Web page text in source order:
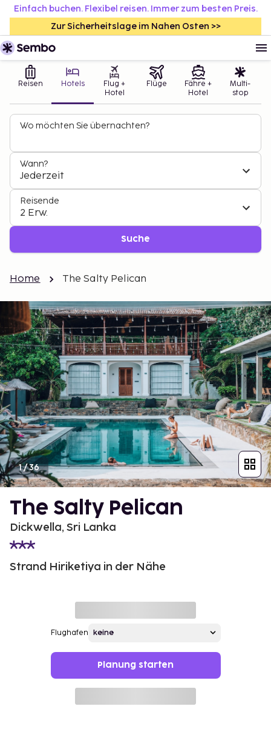
Einfach buchen. Flexibel reisen. Immer zum besten Preis.
Zur Sicherheitslage im Nahen Osten >>
Reisen Hotels
Flug +
Hotel
Flüge
Fähre +
Hotel
Multi-
stop
Wo möchten Sie übernachten?
Wann?
Jederzeit
Reisende
2 Erw.
Suche
Home The Salty Pelican
1/36
The Salty Pelican
Dickwella, Sri Lanka
Strand Hiriketiya in der Nähe
Flughafen
Planung starten